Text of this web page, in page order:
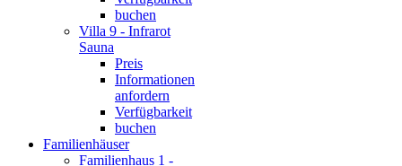
buchen
Villa 9 - Infrarot
Sauna
Preis
Informationen
anfordern
Verfügbarkeit
buchen
Familienhäuser
Familienhaus 1 -